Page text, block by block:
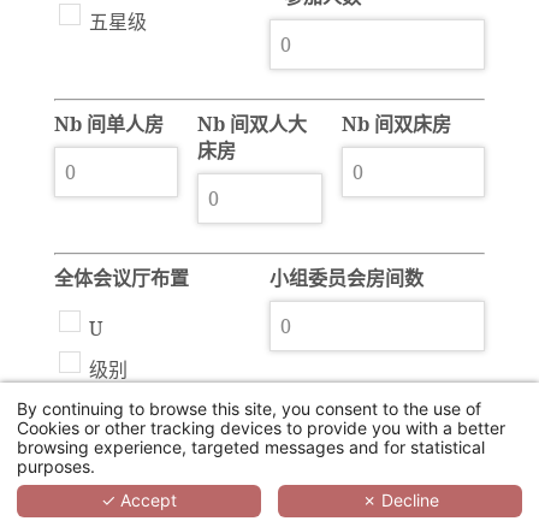
五星级
Nb 间单人房
Nb 间双人大
床房
Nb 间双床房
全体会议厅布置
U
级别
剧院
卡巴莱
鸡尾酒会
小组委员会房间数
By continuing to browse this site, you consent to the use of
Cookies or other tracking devices to provide you with a better
browsing experience, targeted messages and for statistical
purposes.
✓ Accept
✗ Decline